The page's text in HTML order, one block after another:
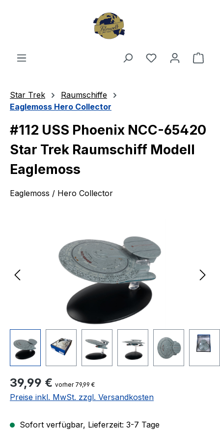
Du hast 0
Star Trek
Raumschiffe
Eaglemoss Hero Collector
#112 USS Phoenix NCC-65420
Star Trek Raumschiff Modell
Eaglemoss
Eaglemoss / Hero Collector
Regulärer Preis:
39,99 € vorher 79,99 €
Preise inkl. MwSt. zzgl. Versandkosten
Sofort verfügbar, Lieferzeit: 3-7 Tage